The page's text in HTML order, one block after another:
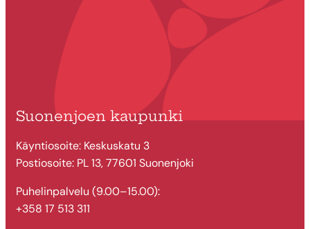
Suonenjoen kaupunki
Käyntiosoite: Keskuskatu 3
Postiosoite: PL 13, 77601 Suonenjoki
Puhelinpalvelu (9.00–15.00):
+358 17 513 311